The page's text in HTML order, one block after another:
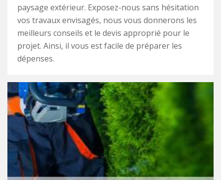
paysage extérieur. Exposez-nous sans hésitation
vos travaux envisagés, nous vous donnerons les
meilleurs conseils et le devis approprié pour le
projet. Ainsi, il vous est facile de préparer les
dépenses.